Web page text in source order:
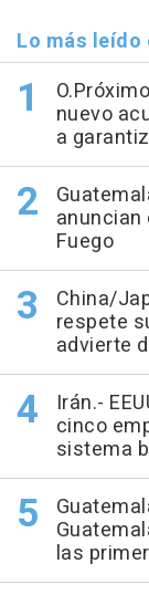
Lo más
nuevo
a
anuncian
Fuego
China/
respete
advierte
Irán.-
cinco
sistema
las